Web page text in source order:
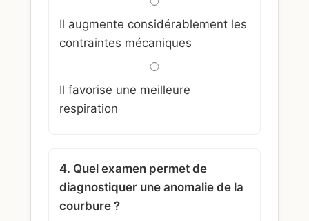
Il augmente considérablement les
contraintes mécaniques
Il favorise une meilleure
respiration
4. Quel examen permet de
diagnostiquer une anomalie de la
courbure ?